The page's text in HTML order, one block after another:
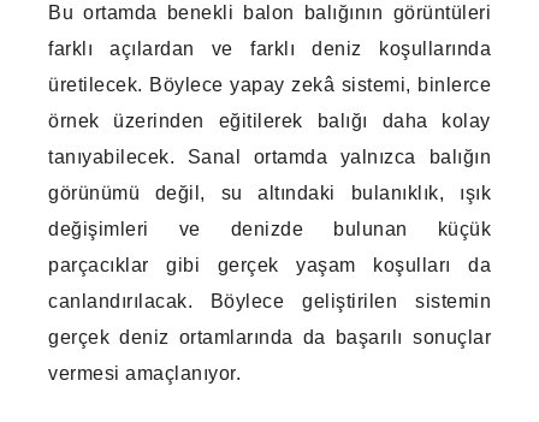
Bu ortamda benekli balon balığının görüntüleri
farklı açılardan ve farklı deniz koşullarında
üretilecek. Böylece yapay zekâ sistemi, binlerce
örnek üzerinden eğitilerek balığı daha kolay
tanıyabilecek. Sanal ortamda yalnızca balığın
görünümü değil, su altındaki bulanıklık, ışık
değişimleri ve denizde bulunan küçük
parçacıklar gibi gerçek yaşam koşulları da
canlandırılacak. Böylece geliştirilen sistemin
gerçek deniz ortamlarında da başarılı sonuçlar
vermesi amaçlanıyor.